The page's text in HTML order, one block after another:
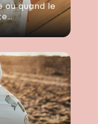
ou quand le